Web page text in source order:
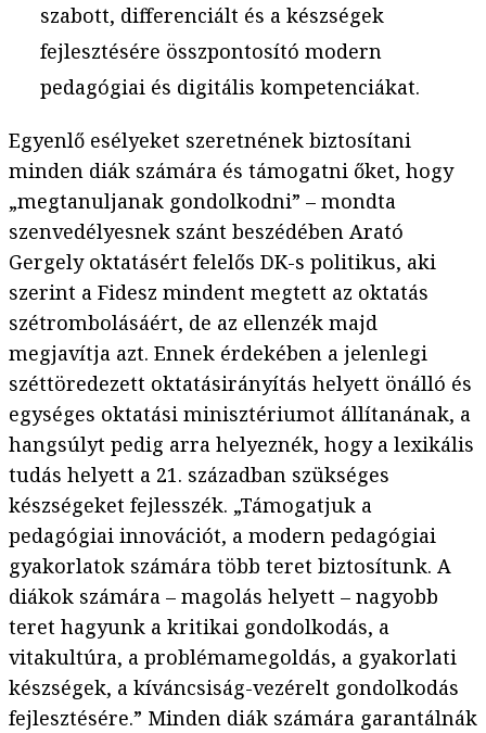
szabott, differenciált és a készségek
fejlesztésére összpontosító modern
pedagógiai és digitális kompetenciákat.
Egyenlő esélyeket szeretnének biztosítani
minden diák számára és támogatni őket, hogy
„megtanuljanak gondolkodni” – mondta
szenvedélyesnek szánt beszédében Arató
Gergely oktatásért felelős DK-s politikus, aki
szerint a Fidesz mindent megtett az oktatás
szétrombolásáért, de az ellenzék majd
megjavítja azt. Ennek érdekében a jelenlegi
széttöredezett oktatásirányítás helyett önálló és
egységes oktatási minisztériumot állítanának, a
hangsúlyt pedig arra helyeznék, hogy a lexikális
tudás helyett a 21. században szükséges
készségeket fejlesszék. „Támogatjuk a
pedagógiai innovációt, a modern pedagógiai
gyakorlatok számára több teret biztosítunk. A
diákok számára – magolás helyett – nagyobb
teret hagyunk a kritikai gondolkodás, a
vitakultúra, a problémamegoldás, a gyakorlati
készségek, a kíváncsiság-vezérelt gondolkodás
fejlesztésére.” Minden diák számára garantálnák